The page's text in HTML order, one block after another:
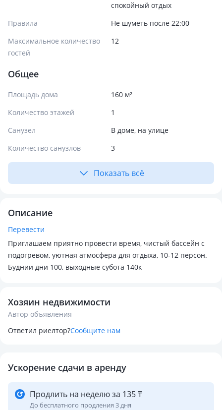
спокойный отдых
Правила
Не шуметь после 22:00
Максимальное количество
гостей
12
Общее
Площадь дома
160 м²
Количество этажей
1
Санузел
В доме, на улице
Количество санузлов
3
Показать всё
Описание
Перевести
Приглашаем приятно провести время, чистый бассейн с
подогревом, уютная атмосфера для отдыха, 10-12 персон.
Буднии дни 100, выходные субота 140к
Хозяин недвижимости
Автор объявления
Ответил риелтор?Сообщите нам
Ускорение сдачи в аренду
Продлить на неделю за 135 ₸
До бесплатного продления 3 дня